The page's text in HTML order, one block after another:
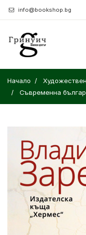
info@bookshop.bg
Начало
Съвременна